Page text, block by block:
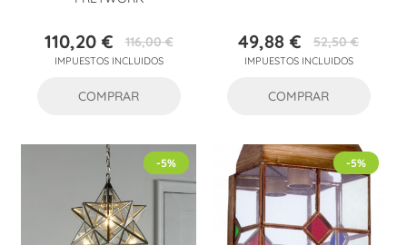
Precio
110,20 €Precio
base
116,00 €
IMPUESTOS INCLUIDOS
COMPRAR
Precio
49,88 €Precio
base
52,50 €
IMPUESTOS INCLUIDOS
COMPRAR
-5% -5%